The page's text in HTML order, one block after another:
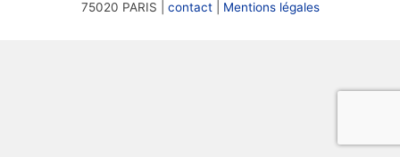
75020 PARIS | contact| Mentions légales